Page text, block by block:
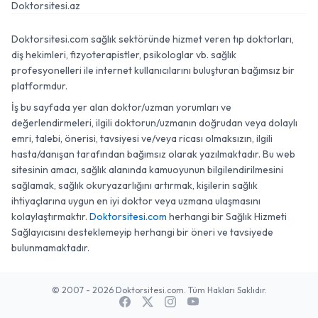
Doktorsitesi.az
Doktorsitesi.com sağlık sektöründe hizmet veren tıp doktorları,
diş hekimleri, fizyoterapistler, psikologlar vb. sağlık
profesyonelleri ile internet kullanıcılarını buluşturan bağımsız bir
platformdur.
İş bu sayfada yer alan doktor/uzman yorumları ve
değerlendirmeleri, ilgili doktorun/uzmanın doğrudan veya dolaylı
emri, talebi, önerisi, tavsiyesi ve/veya ricası olmaksızın, ilgili
hasta/danışan tarafından bağımsız olarak yazılmaktadır. Bu web
sitesinin amacı, sağlık alanında kamuoyunun bilgilendirilmesini
sağlamak, sağlık okuryazarlığını artırmak, kişilerin sağlık
ihtiyaçlarına uygun en iyi doktor veya uzmana ulaşmasını
kolaylaştırmaktır. Doktorsitesi.com herhangi bir Sağlık Hizmeti
Sağlayıcısını desteklemeyip herhangi bir öneri ve tavsiyede
bulunmamaktadır.
© 2007 - 2026 Doktorsitesi.com. Tüm Hakları Saklıdır.